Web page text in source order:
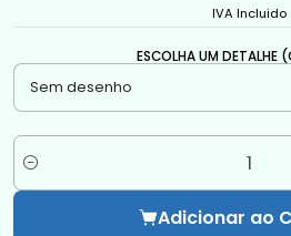
IVA Incluido
ESCOLHA UM DETALHE
Quantidade
Adicionar ao